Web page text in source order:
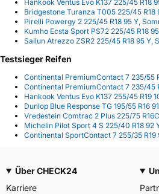
Hankook Ventus Evo K137 225/45 R18
Bridgestone Turanza T005 225/45 R18
Pirelli Powergy 2 225/45 R18 95 Y,
Kumho Ecsta Sport PS72 225/45 R18
Sailun Atrezzo ZSR2 225/45 R18 95 Y,
Testsieger Reifen
Continental PremiumContact 7 235/55
Continental PremiumContact 7 235/45
Hankook Ventus Evo K137 255/45 R19
Dunlop Blue Response TG 195/55 R16
Vredestein Comtrac 2 Plus 225/75
Michelin Pilot Sport 4 S 225/40 R18 92
Continental SportContact 7 255/35
Über CHECK24
Karriere